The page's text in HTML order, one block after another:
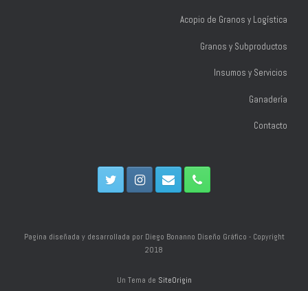
Acopio de Granos y Logística
Granos y Subproductos
Insumos y Servicios
Ganadería
Contacto
Pagina diseñada y desarrollada por Diego Bonanno Diseño Gráfico - Copyright
2018
Un Tema de SiteOrigin